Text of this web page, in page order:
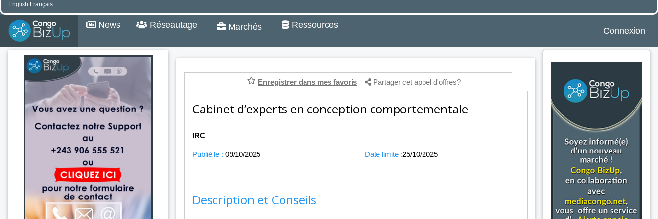
English Français
News Réseautage Marchés Ressources
Connexion
Enregistrer dans mes favoris Partager cet appel d'offres?
Cabinet d’experts en conception comportementale
IRC
Publié le : 09/10/2025 Date limite :25/10/2025
Description et Conseils